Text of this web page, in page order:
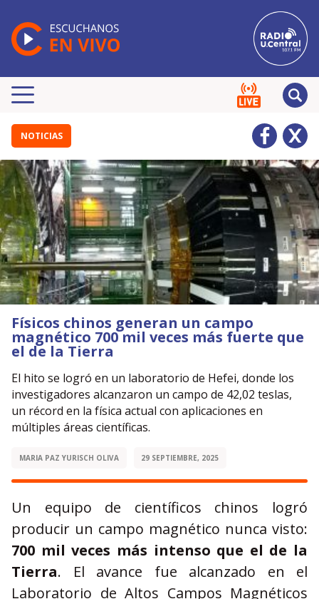
NOTICIAS
Físicos chinos generan un campo
magnético 700 mil veces más fuerte que
el de la Tierra
El hito se logró en un laboratorio de Hefei, donde los
investigadores alcanzaron un campo de 42,02 teslas,
un récord en la física actual con aplicaciones en
múltiples áreas científicas.
MARIA PAZ YURISCH OLIVA 29 SEPTIEMBRE, 2025
Un equipo de científicos chinos logró
producir un campo magnético nunca visto:
700 mil veces más intenso que el de la
Tierra. El avance fue alcanzado en el
Laboratorio de Altos Campos Magnéticos